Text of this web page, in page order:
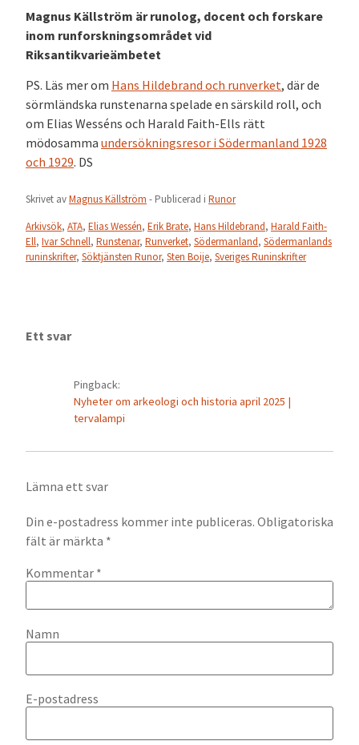
Magnus Källström är runolog, docent och forskare
inom runforskningsområdet vid
Riksantikvarieämbetet
PS. Läs mer om Hans Hildebrand och runverket, där de
sörmländska runstenarna spelade en särskild roll, och
om Elias Wesséns och Harald Faith-Ells rätt
mödosamma undersökningsresor i Södermanland 1928
och 1929. DS
Skrivet avMagnus Källström - Publicerad i Runor
Arkivsök, ATA, Elias Wessén, Erik Brate, Hans Hildebrand, Harald Faith-
Ell, Ivar Schnell, Runstenar, Runverket, Södermanland, Södermanlands
runinskrifter, Söktjänsten Runor, Sten Boije, Sveriges Runinskrifter
Ett svar
Pingback:
Nyheter om arkeologi och historia april 2025 |
tervalampi
Lämna ett svar
Din e-postadress kommer inte publiceras. Obligatoriska
fält är märkta *
Kommentar *
Namn
E-postadress